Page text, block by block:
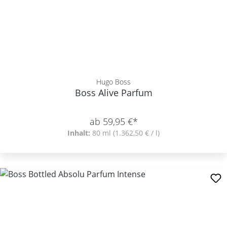
Hugo Boss
Boss Alive Parfum
ab 59,95 €*
Inhalt: 80 ml (1.362,50 € / l)